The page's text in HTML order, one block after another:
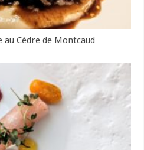
Cèdre de Montcaud